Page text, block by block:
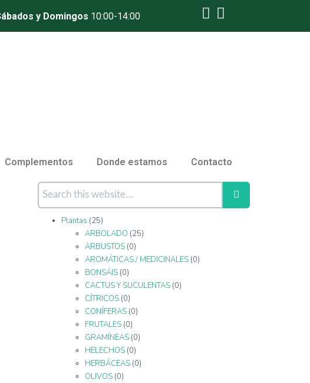
y Domingos 10:00-14:00
Complementos Donde estamos Contacto
Plantas (25)
ARBOLADO (25)
ARBUSTOS (0)
AROMÁTICAS / MEDICINALES (0)
BONSÁIS (0)
CACTUS Y SUCULENTAS (0)
CÍTRICOS (0)
CONÍFERAS (0)
FRUTALES (0)
GRAMÍNEAS (0)
HELECHOS (0)
HERBÁCEAS (0)
OLIVOS (0)